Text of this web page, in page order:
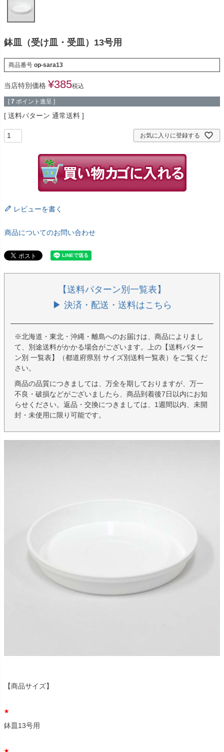
鉢皿（受け皿・受皿）13号用
商品番号 op-sara13
当店特別価格 ¥385税込
[ 7 ポイント進呈 ]
送料パターン 通常送料
お気に入りに登録する
レビューを書く
商品についてのお問い合わせ
【送料パターン別一覧表】
▶ 決済・配送・送料はこちら
※北海道・東北・沖縄・離島へのお届けは、商品によりまし
て、別途送料がかかる場合がございます。上の【送料パター
ン別 一覧表】（都道府県別 サイズ別送料一覧表）をご覧くだ
さい。
商品の品質につきましては、万全を期しておりますが、万一
不良・破損などがございましたら、商品到着後7日以内にお知
らせください。返品・交換につきましては、1週間以内、未開
封・未使用に限り可能です。
【商品サイズ】
鉢皿13号用